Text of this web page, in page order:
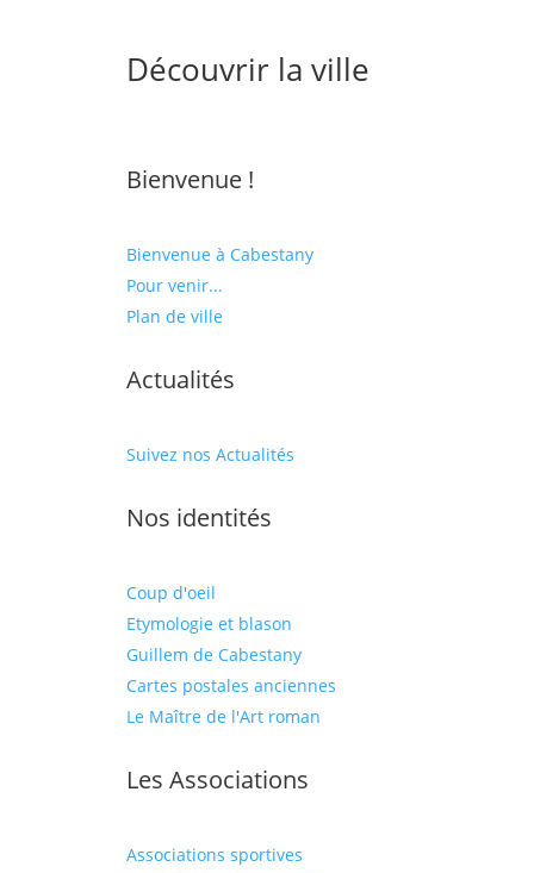
Découvrir la ville
Bienvenue !
Bienvenue à Cabestany
Pour venir...
Plan de ville
Actualités
Suivez nos Actualités
Nos identités
Coup d'oeil
Etymologie et blason
Guillem de Cabestany
Cartes postales anciennes
Le Maître de l'Art roman
Les Associations
Associations sportives